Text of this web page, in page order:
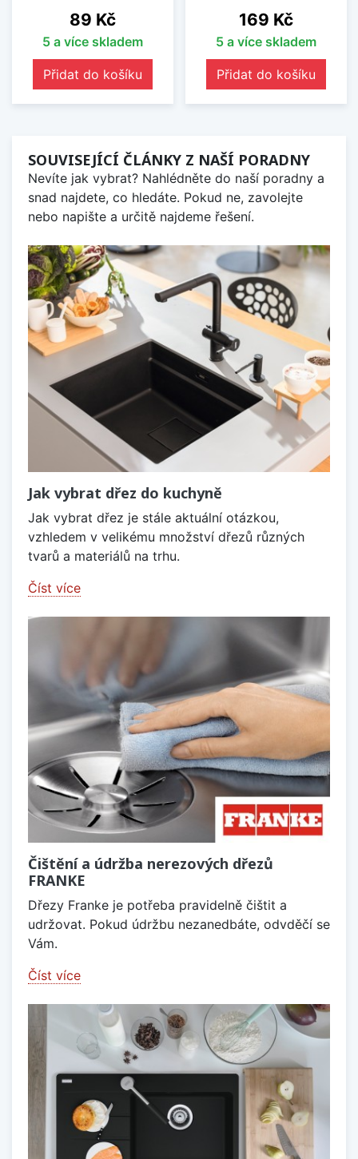
Cena
89 Kč
5 a více skladem
Přidat do košíku
Cena
169 Kč
5 a více skladem
Přidat do košíku
SOUVISEJÍCÍ ČLÁNKY Z NAŠÍ PORADNY
Nevíte jak vybrat? Nahlédněte do naší poradny a
snad najdete, co hledáte. Pokud ne, zavolejte
nebo napište a určitě najdeme řešení.
Jak vybrat dřez do kuchyně
Jak vybrat dřez je stále aktuální otázkou,
vzhledem v velikému množství dřezů různých
tvarů a materiálů na trhu.
Číst více
Čištění a údržba nerezových dřezů
FRANKE
Dřezy Franke je potřeba pravidelně čištit a
udržovat. Pokud údržbu nezanedbáte, odvděčí se
Vám.
Číst více